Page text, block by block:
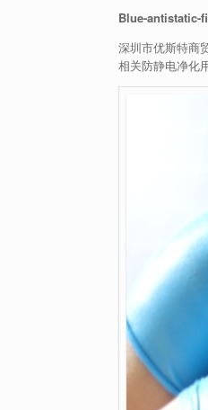
Blue-antistatic-
深圳市优斯特商
相关防静电净化